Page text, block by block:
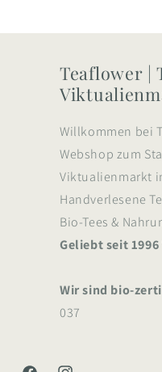
Teaflower |
Willkommen bei
Webshop zum
Viktualienmarkt
Handverlesene
Bio-Tees &
Geliebt seit 1996
Wir sind bio-
037